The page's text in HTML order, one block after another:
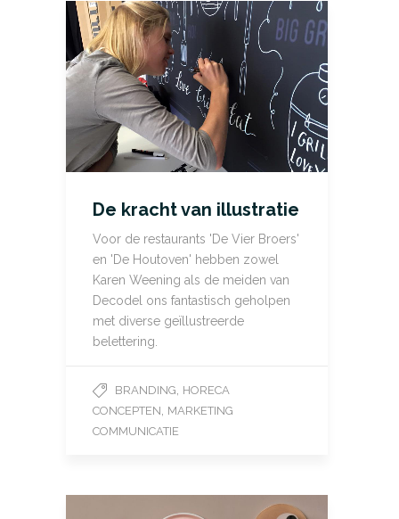
De kracht van illustratie
Voor de restaurants 'De Vier Broers'
en 'De Houtoven' hebben zowel
Karen Weening als de meiden van
Decodel ons fantastisch geholpen
met diverse geïllustreerde
belettering.
BRANDING, HORECA
CONCEPTEN, MARKETING
COMMUNICATIE